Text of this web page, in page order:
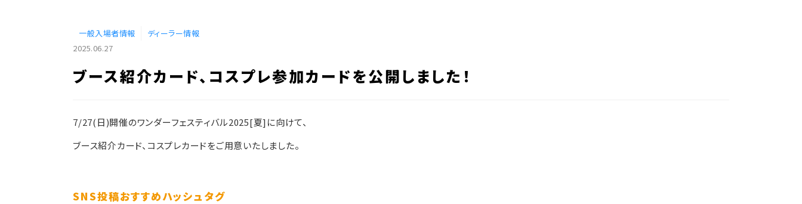
一般入場者情報
ディーラー情報
2025.06.27
ブース紹介カード、コスプレ参加カードを公開しました！
7/27(日)開催のワンダーフェスティバル2025[夏]に向けて、
ブース紹介カード、コスプレカードをご用意いたしました。
SNS投稿おすすめハッシュタグ